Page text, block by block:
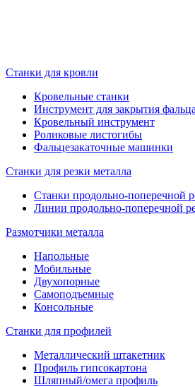
Станки для кровли
Кровельные станки
Инструмент для закрытия фальца
Кровельный инструмент
Роликовые листогибы
Фальцезакаточные машинки
Станки для резки металла
Станки продольно-поперечной
Линии продольно-поперечной
Размотчики металла
Напольные
Мобильные
Двухопорные
Самоподъемные
Консольные
Станки для профилей
Металлический штакетник
Профиль гипсокартона
Шляпный/омега профиль